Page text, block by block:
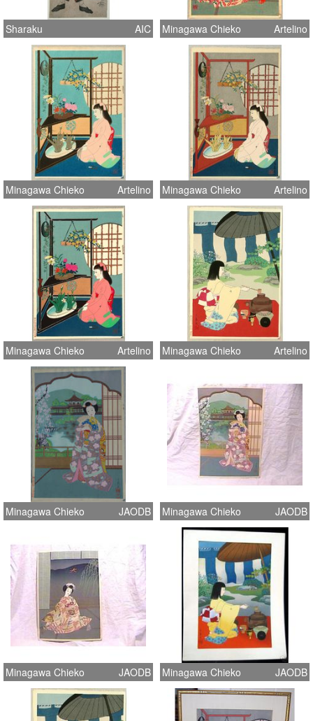
Sharaku AIC Minagawa Chieko Artelino
Minagawa Chieko Artelino Minagawa Chieko Artelino
Minagawa Chieko Artelino Minagawa Chieko Artelino
Minagawa Chieko JAODB Minagawa Chieko JAODB
Minagawa Chieko JAODB Minagawa Chieko JAODB